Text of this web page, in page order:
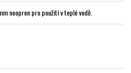
neopren pro použití v teplé vodě.